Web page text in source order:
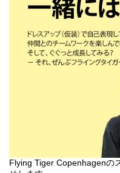
Flying Tiger Copenhagenの